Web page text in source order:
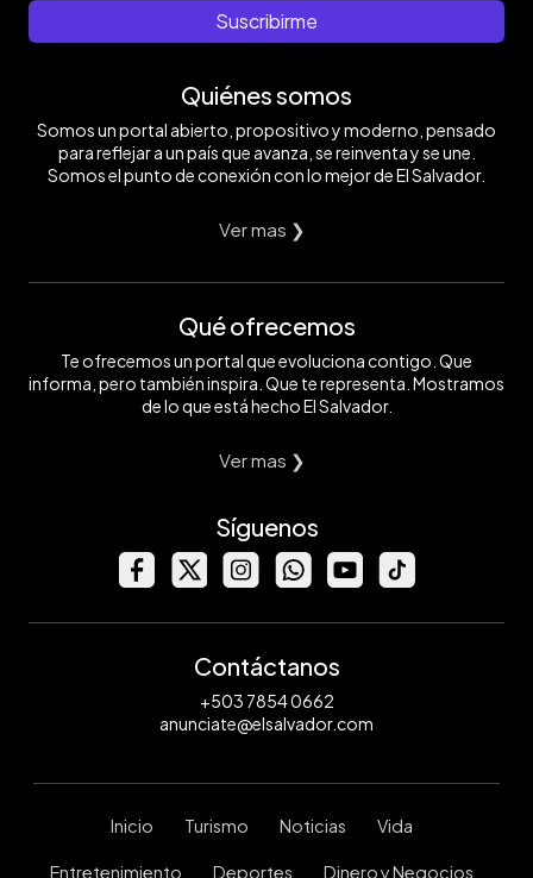
Suscribirme
Quiénes somos
Somos un portal abierto, propositivo y moderno, pensado
para reflejar a un país que avanza, se reinventa y se une.
Somos el punto de conexión con lo mejor de El Salvador.
Ver mas ❯
Qué ofrecemos
Te ofrecemos un portal que evoluciona contigo. Que
informa, pero también inspira. Que te representa. Mostramos
de lo que está hecho El Salvador.
Ver mas ❯
Síguenos
Contáctanos
+503 7854 0662
anunciate@elsalvador.com
Inicio Turismo Noticias Vida
Entretenimiento Deportes Dinero y Negocios